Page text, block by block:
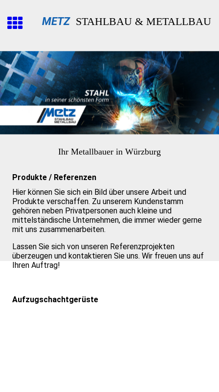
METZ STAHLBAU & METALLBAU
Ihr Metallbauer in Würzburg
Produkte / Referenzen
Hier können Sie sich ein Bild über unsere Arbeit und
Produkte verschaffen. Zu unserem Kundenstamm
gehören neben Privatpersonen auch kleine und
mittelständische Unternehmen, die immer wieder gerne
mit uns zusammenarbeiten.
Lassen Sie sich von unseren Referenzprojekten
überzeugen und kontaktieren Sie uns. Wir freuen uns auf
Ihren Auftrag!
Aufzugschachtgerüste